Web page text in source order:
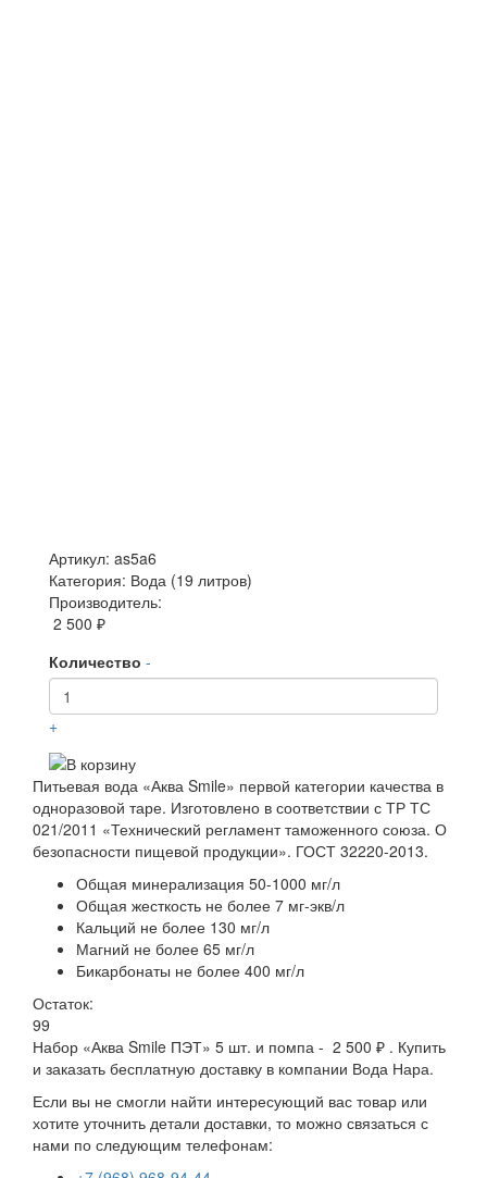
Артикул: as5a6
Категория: Вода (19 литров)
Производитель:
2 500 ₽
Количество -
+
Питьевая вода «Аква Smile» первой категории качества в
одноразовой таре. Изготовлено в соответствии с ТР ТС
021/2011 «Технический регламент таможенного союза. О
безопасности пищевой продукции». ГОСТ 32220-2013.
Общая минерализация 50-1000 мг/л
Общая жесткость не более 7 мг-экв/л
Кальций не более 130 мг/л
Магний не более 65 мг/л
Бикарбонаты не более 400 мг/л
Остаток:
99
Набор «Аква Smile ПЭТ» 5 шт. и помпа - 2 500 ₽ . Купить
и заказать бесплатную доставку в компании Вода Нара.
Если вы не смогли найти интересующий вас товар или
хотите уточнить детали доставки, то можно связаться с
нами по следующим телефонам: